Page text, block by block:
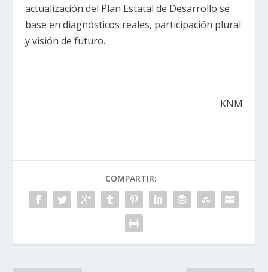
actualización del Plan Estatal de Desarrollo se
base en diagnósticos reales, participación plural
y visión de futuro.
KNM
COMPARTIR: